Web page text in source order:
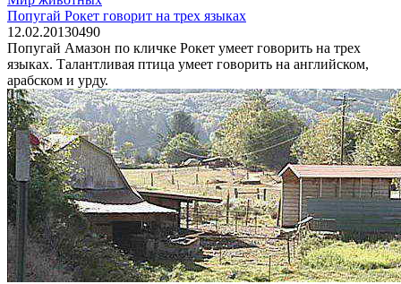
Попугай Рокет говорит на трех языках
12.02.20130490
Попугай Амазон по кличке Рокет умеет говорить на трех
языках. Талантливая птица умеет говорить на английском,
арабском и урду.